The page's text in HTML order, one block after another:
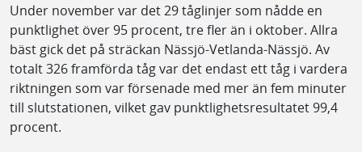
Under november var det 29 tåglinjer som nådde en
punktlighet över 95 procent, tre fler än i oktober. Allra
bäst gick det på sträckan Nässjö-Vetlanda-Nässjö. Av
totalt 326 framförda tåg var det endast ett tåg i vardera
riktningen som var försenade med mer än fem minuter
till slutstationen, vilket gav punktlighetsresultatet 99,4
procent.